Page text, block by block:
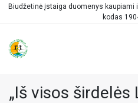
Biudžetinė įstaiga duomenys
kodas
„Iš visos širdelės